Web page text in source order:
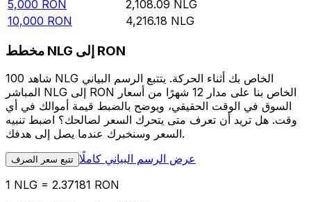
5,000 RON 2,108.09 NLG
10,000 RON 4,216.18 NLG
مخطط NLG إلى RON
شاهد 100 NLG الخاص بك أثناء الحركة. يتتبع الرسم البياني
المباشر NLG إلى RON الخاص بنا على مدار 12 شهرًا من أسعار
السوق في الوقت الحقيقي، ويوضح بالضبط قيمة أموالك في أي
وقت. هل تريد أن تعرف متى يتحرك السعر لصالحك؟ اضبط تنبيه
السعر وسنخبرك عندما يصل إلى هدفك.
تتبع سعر الصرف عرض الرسم البياني كاملًا
1 NLG = 2.37181 RON